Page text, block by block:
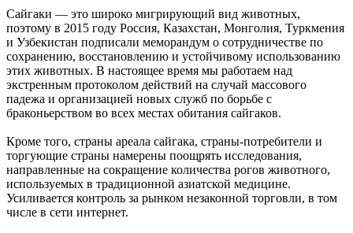
Сайгаки — это широко мигрирующий вид животных,
поэтому в 2015 году Россия, Казахстан, Монголия, Туркмения
и Узбекистан подписали меморандум о сотрудничестве по
сохранению, восстановлению и устойчивому использованию
этих животных. В настоящее время мы работаем над
экстренным протоколом действий на случай массового
падежа и организацией новых служб по борьбе с
браконьерством во всех местах обитания сайгаков.
Кроме того, страны ареала сайгака, страны-потребители и
торгующие страны намерены поощрять исследования,
направленные на сокращение количества рогов животного,
используемых в традиционной азиатской медицине.
Усиливается контроль за рынком незаконной торговли, в том
числе в сети интернет.